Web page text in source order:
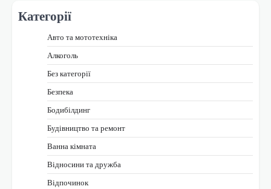
Категорії
Авто та мототехніка
Алкоголь
Без категорії
Безпека
Бодибілдинг
Будівництво та ремонт
Ванна кімната
Відносини та дружба
Відпочинок